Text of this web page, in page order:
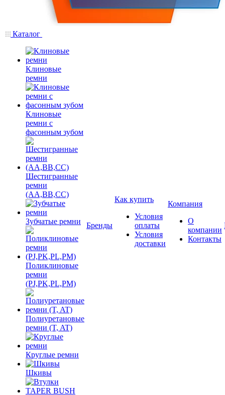
Каталог
Клиновые
ремни
Клиновые
ремни с
фасонным зубом
Шестигранные
ремни
(AA,BB,CC)
Зубчатые ремни
Поликлиновые
ремни
(PJ,PK,PL,PM)
Полиуретановые
ремни (T, AT)
Круглые ремни
Шкивы
Бренды
Как купить
Условия
оплаты
Условия
доставки
Компания
О
компании
Контакты